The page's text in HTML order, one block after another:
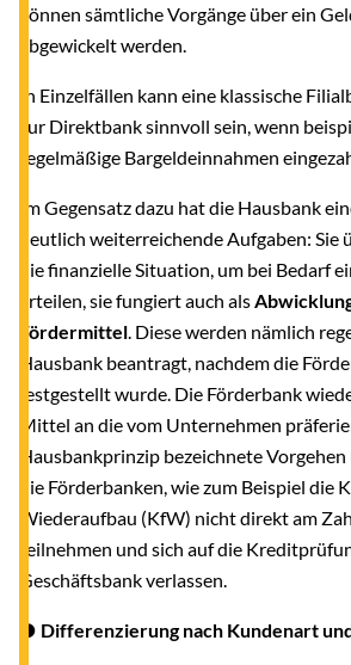
können sämtliche Vorgänge über ein
abgewickelt werden.
In Einzelfällen kann eine klassische
zur Direktbank sinnvoll sein, wenn
regelmäßige Bargeldeinnahmen
Im Gegensatz dazu hat die Hausbank
deutlich weiterreichende Aufgaben:
die finanzielle Situation, um bei Bedarf
erteilen, sie fungiert auch als
Fördermittel. Diese werden nämlich
Hausbank beantragt, nachdem die
festgestellt wurde. Die Förderbank
Mittel an die vom Unternehmen
Hausbankprinzip bezeichnete
die Förderbanken, wie zum Beispiel die
Wiederaufbau (KfW) nicht direkt am
teilnehmen und sich auf die
Geschäftsbank verlassen.
● Differenzierung nach Kundenart